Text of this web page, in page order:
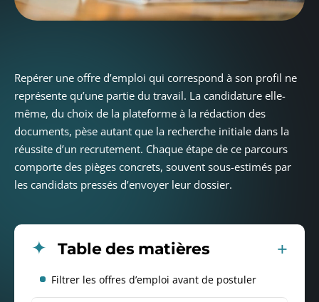
Repérer une offre d’emploi qui correspond à son profil ne
représente qu’une partie du travail. La candidature elle-
même, du choix de la plateforme à la rédaction des
documents, pèse autant que la recherche initiale dans la
réussite d’un recrutement. Chaque étape de ce parcours
comporte des pièges concrets, souvent sous-estimés par
les candidats pressés d’envoyer leur dossier.
Table des matières
Filtrer les offres d’emploi avant de postuler